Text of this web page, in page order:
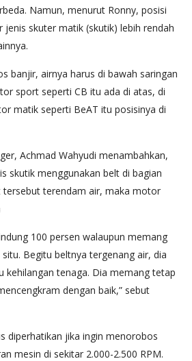
Namun, menurut Ronny, posisi
skuter matik (skutik) lebih rendah
banjir, airnya harus di bawah saringan
sport seperti CB itu ada di atas, di
matik seperti BeAT itu posisinya di
Achmad Wahyudi menambahkan,
skutik menggunakan belt di bagian
tersebut terendam air, maka motor
100 persen walaupun memang
Begitu beltnya tergenang air, dia
kehilangan tenaga. Dia memang tetap
dengan baik,” sebut
diperhatikan jika ingin menorobos
mesin di sekitar 2.000-2.500 RPM.